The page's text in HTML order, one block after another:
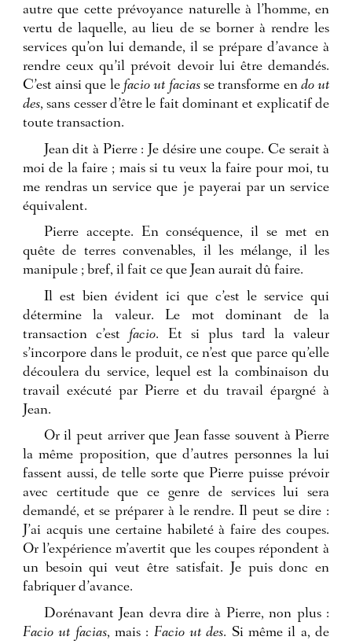
autre que cette prévoyance naturelle à l’homme, en
vertu de laquelle, au lieu de se borner à rendre les
services qu’on lui demande, il se prépare d’avance à
rendre ceux qu’il prévoit devoir lui être demandés.
C’est ainsi que lefacio ut faciasse transforme en do ut
des, sans cesser d’être le fait dominant et explicatif de
toute transaction.
Jean dit à Pierre : Je désire une coupe. Ce serait à
moi de la faire ; mais si tu veux la faire pour moi, tu
me rendras un service que je payerai par un service
équivalent.
Pierre accepte. En conséquence, il se met en
quête de terres convenables, il les mélange, il les
manipule ; bref, il fait ce que Jean aurait dû faire.
Il est bien évident ici que c’est le service qui
détermine la valeur. Le mot dominant de la
transaction c’estfacio. Et si plus tard la valeur
s’incorpore dans le produit, ce n’est que parce qu’elle
découlera du service, lequel est la combinaison du
travail exécuté par Pierre et du travail épargné à
Jean.
Or il peut arriver que Jean fasse souvent à Pierre
la même proposition, que d’autres personnes la lui
fassent aussi, de telle sorte que Pierre puisse prévoir
avec certitude que ce genre de services lui sera
demandé, et se préparer à le rendre. Il peut se dire :
J’ai acquis une certaine habileté à faire des coupes.
Or l’expérience m’avertit que les coupes répondent à
un besoin qui veut être satisfait. Je puis donc en
fabriquer d’avance.
Dorénavant Jean devra dire à Pierre, non plus :
Facio ut facias, mais : Facio ut des. Si même il a, de